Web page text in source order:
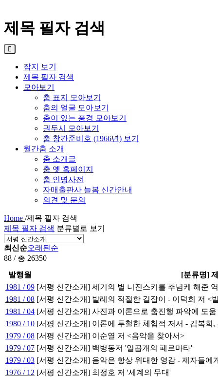
제목 필자 검색
잡지 보기
제목 필자 검색
모아보기
춤 표지 모아보기
춤의 얼굴 모아보기
춤이 있는 풍경 모아보기
권두시 모아보기
춤 창간준비호 (1966년) 보기
월간춤 소개
춤 소개글
춤 옛 홈페이지
춤 인명사전
자매출판사 늘봄 신간안내
의견 및 문의
Home /제목 필자 검색
제목 필자 검색 분류별로 보기
최신순오래된순
88 / 총 26350
발행월
[분류명]
1981 / 09 [서평 신간소개] 세기의 별 니진스키를 추념케 해준
1981 / 08 [서평 신간소개] 발레의 적절한 길잡이 - 이덕희 저 <
1981 / 04 [서평 신간소개] 사진과 이론으로 춤진행 파악에 도
1980 / 10 [서평 신간소개] 이론에 투철한 체험적 저서 - 김복희
1979 / 08 [서평 신간소개] 이순열 저 <음악을 찾아서>
1979 / 07 [서평 신간소개] 백병동저 '일곱개의 페르마타'
1979 / 03 [서평 신간소개] 음악은 항상 위대한 영감 - 제자들에
1976 / 12 [서평 신간소개] 최정호 저 '세계의 무대'